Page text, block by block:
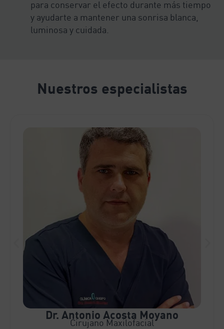
para conservar el efecto durante más tiempo
y ayudarte a mantener una sonrisa blanca,
luminosa y cuidada.
Nuestros especialistas
Dr. Antonio Acosta Moyano
Cirujano Maxilofacial